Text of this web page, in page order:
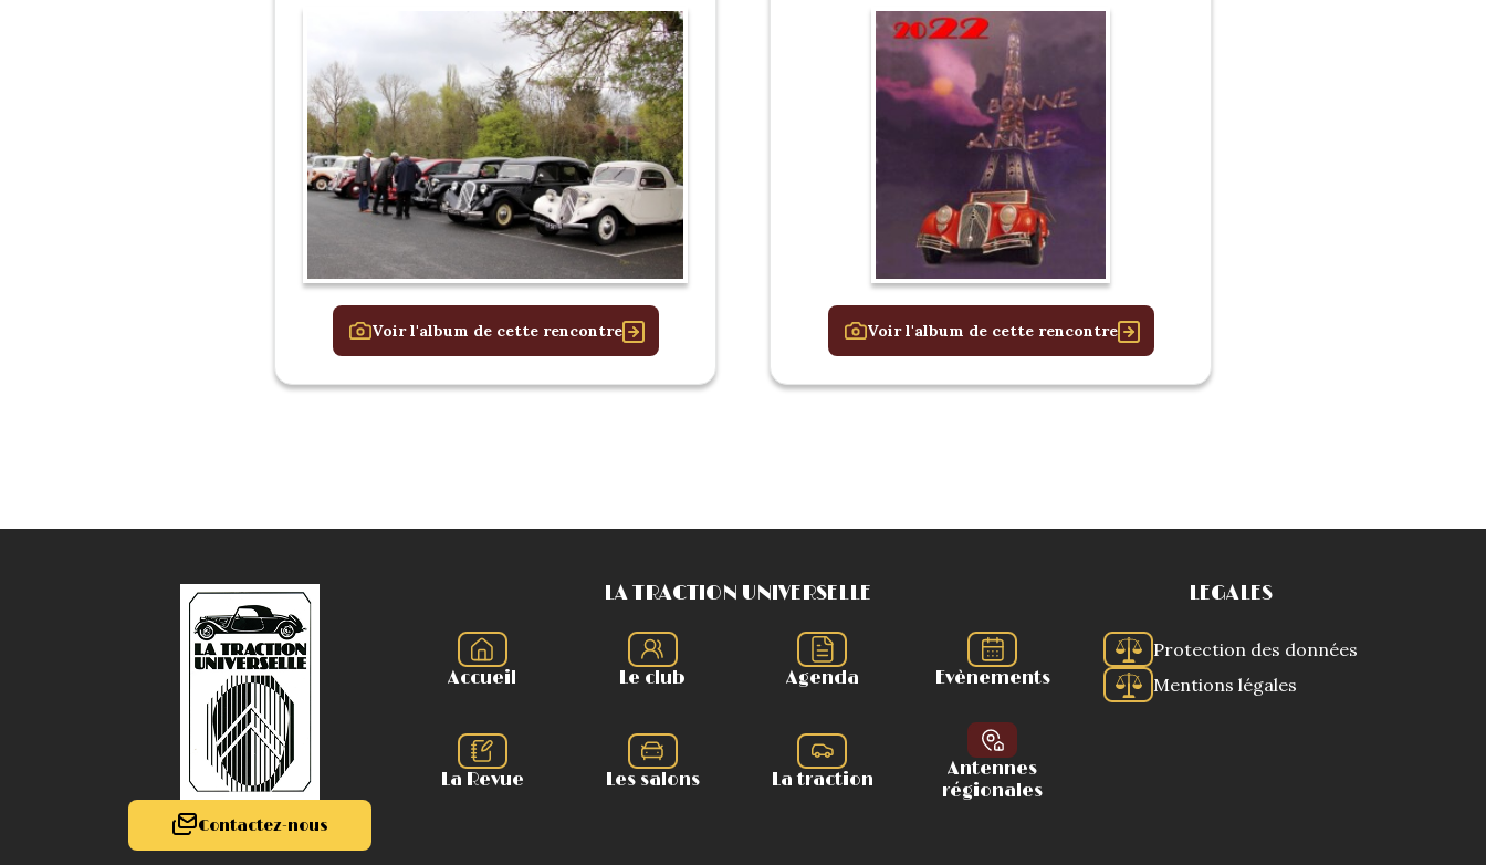
Voir l'album de cette rencontre Voir l'album de cette rencontre
Contactez-nous
LA TRACTION UNIVERSELLE
Accueil Le club Agenda Evènements
La Revue Les salons La traction
Antennes
régionales
LEGALES
Protection des données
Mentions légales